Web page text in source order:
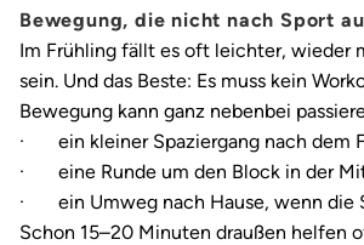
Bewegung, die nicht nach Sport
Im Frühling fällt es oft leichter, wieder
sein. Und das Beste: Es muss kein
Bewegung kann ganz nebenbei
· ein kleiner Spaziergang nach dem
· eine Runde um den Block in der
· ein Umweg nach Hause, wenn die
Schon 15–20 Minuten draußen helfen